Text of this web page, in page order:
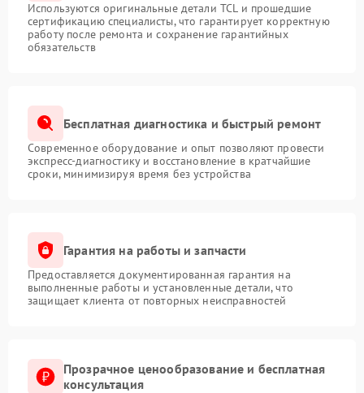
Используются оригинальные детали TCL и прошедшие
сертификацию специалисты, что гарантирует корректную
работу после ремонта и сохранение гарантийных
обязательств
Бесплатная диагностика и быстрый ремонт
Современное оборудование и опыт позволяют провести
экспресс-диагностику и восстановление в кратчайшие
сроки, минимизируя время без устройства
Гарантия на работы и запчасти
Предоставляется документированная гарантия на
выполненные работы и установленные детали, что
защищает клиента от повторных неисправностей
Прозрачное ценообразование и бесплатная
консультация